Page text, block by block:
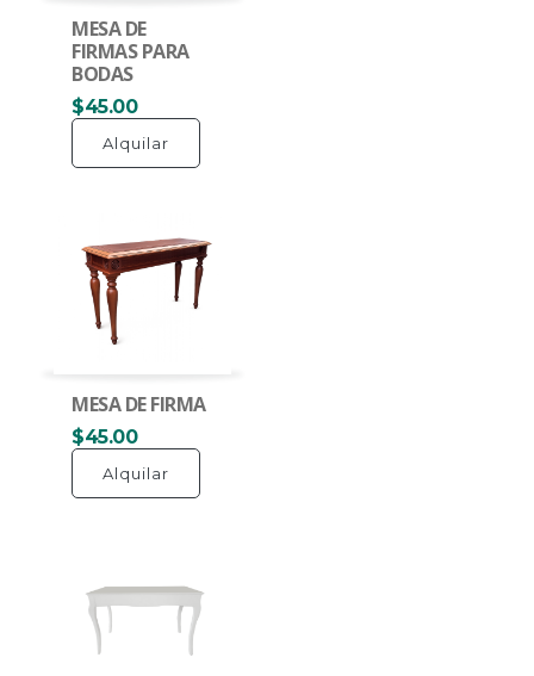
MESA DE
FIRMAS PARA
BODAS
$45.00
Alquilar
MESA DE FIRMA
$45.00
Alquilar